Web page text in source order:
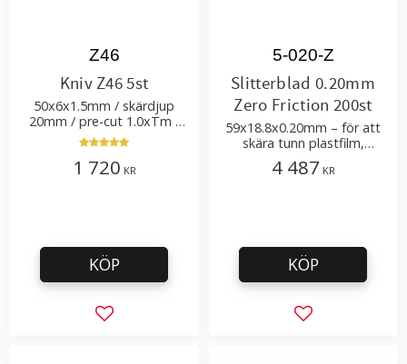
Kniv Z46 5st
50x6x1.5mm / skärdjup
20mm / pre-cut 1.0xTm /
skärvinkel 45°
Z46
1 720 KR
Lägg till i favoriter
KÖP
Slitterblad 0.20mm
Zero Friction 200st
59x18.8x0.20mm – för att
skära tunn plastfilm,
sträckfilm
5-020-Z
4 487 KR
Lägg till i
KÖP